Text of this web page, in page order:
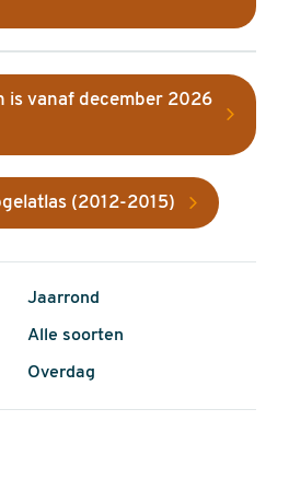
is vanaf december 2026
(2012-2015)
Jaarrond
Alle soorten
Overdag